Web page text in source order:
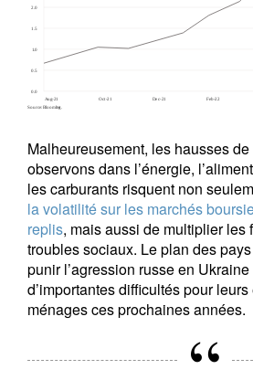
Malheureusement, les hausses
observons dans l’énergie,
les carburants risquent non
la volatilité sur les marchés
replis, mais aussi de multiplier les
troubles sociaux. Le plan des
punir l’agression russe en
d’importantes difficultés pour
ménages ces prochaines années.